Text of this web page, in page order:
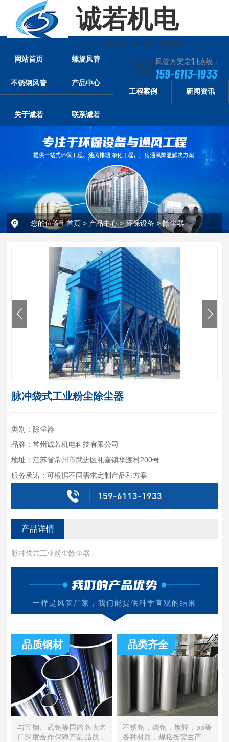
诚若机电
CHENGRUO ELECTRPMECHANICAL
风管方案定制热线：
159-6113-1933
网站首页 螺旋风管
不锈钢风管
产品中心
工程案例
新闻资讯
关于诚若 联系诚若
您的位置：首页> 产品中心> 环保设备 >除尘器
脉冲袋式工业粉尘除尘器
类别：除尘器
品牌：常州诚若机电科技有限公司
地址：江苏省常州市武进区礼嘉镇华渡村200号
服务承诺：可根据不同需求定制产品和方案
159-6113-1933
产品详情
脉冲袋式工业粉尘除尘器
我们的产品优势
一样是风管厂家，我们能提供科学直观的结果
品质钢材
与宝钢、武钢等国内各大名
厂深度合作保障产品品质，
品类齐全
不锈钢，碳钢，镀锌，pp等
各种材质，规格按需生产